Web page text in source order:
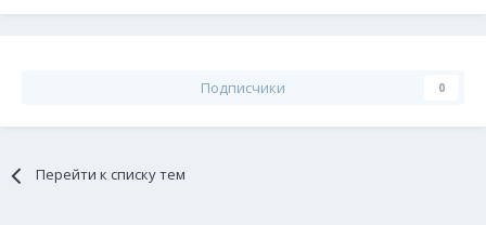
Подписчики 0
Перейти к списку тем